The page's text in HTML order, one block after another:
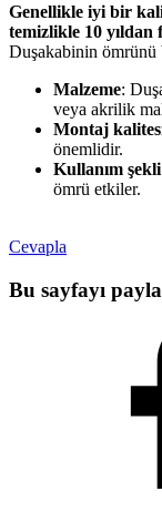
Genellikle iyi bir
temizlikle 10
Duşakabinin ömrünü
Malzeme:
veya akrilik
Montaj
önemlidir.
Kullanım şekli
ömrü etkiler.
Cevapla
Bu sayfayı